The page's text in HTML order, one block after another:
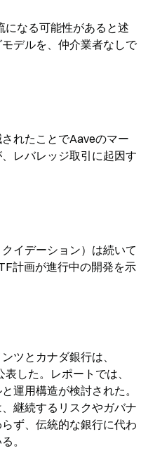
になる可能性があると述
デルを、仲介業者なしで
れたことでAaveのマー
レバレッジ取引に起因す
イデーション）は続いて
計画が進行中の開発を示
ツとカナダ銀行は、
した。レポートでは、
運用構造が検討された。
継続するリスクやガバナ
ず、伝統的な銀行に代わ
。